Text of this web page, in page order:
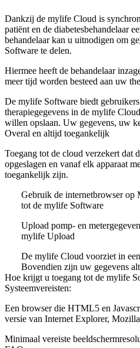
Dankzij de mylife Cloud is
patiënt en de diabetesbehandelaar
behandelaar kan u uitnodigen om
Software te delen.
Hiermee heeft de behandelaar
meer tijd worden besteed aan uw
De mylife Software biedt
therapiegegevens in de mylife
willen opslaan. Uw gegevens, uw
Overal en altijd toegankelijk
Toegang tot de cloud verzekert dat
opgeslagen en vanaf elk apparaat
toegankelijk zijn.
Gebruik de internetbrowser op
tot de mylife Software
Upload pomp- en
mylife Upload
De mylife Cloud voorziet in
Bovendien zijn uw gegevens
Hoe krijgt u toegang tot de mylife
Systeemvereisten:
Een browser die HTML5 en
versie van Internet Explorer,
Minimaal vereiste